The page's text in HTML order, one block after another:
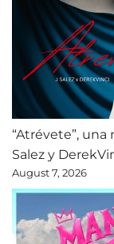
“Atrévete”,
Salez y
August 7, 2026